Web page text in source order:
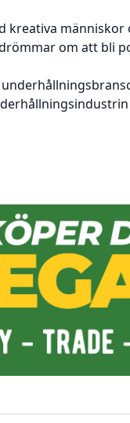
kreativa
om att bli